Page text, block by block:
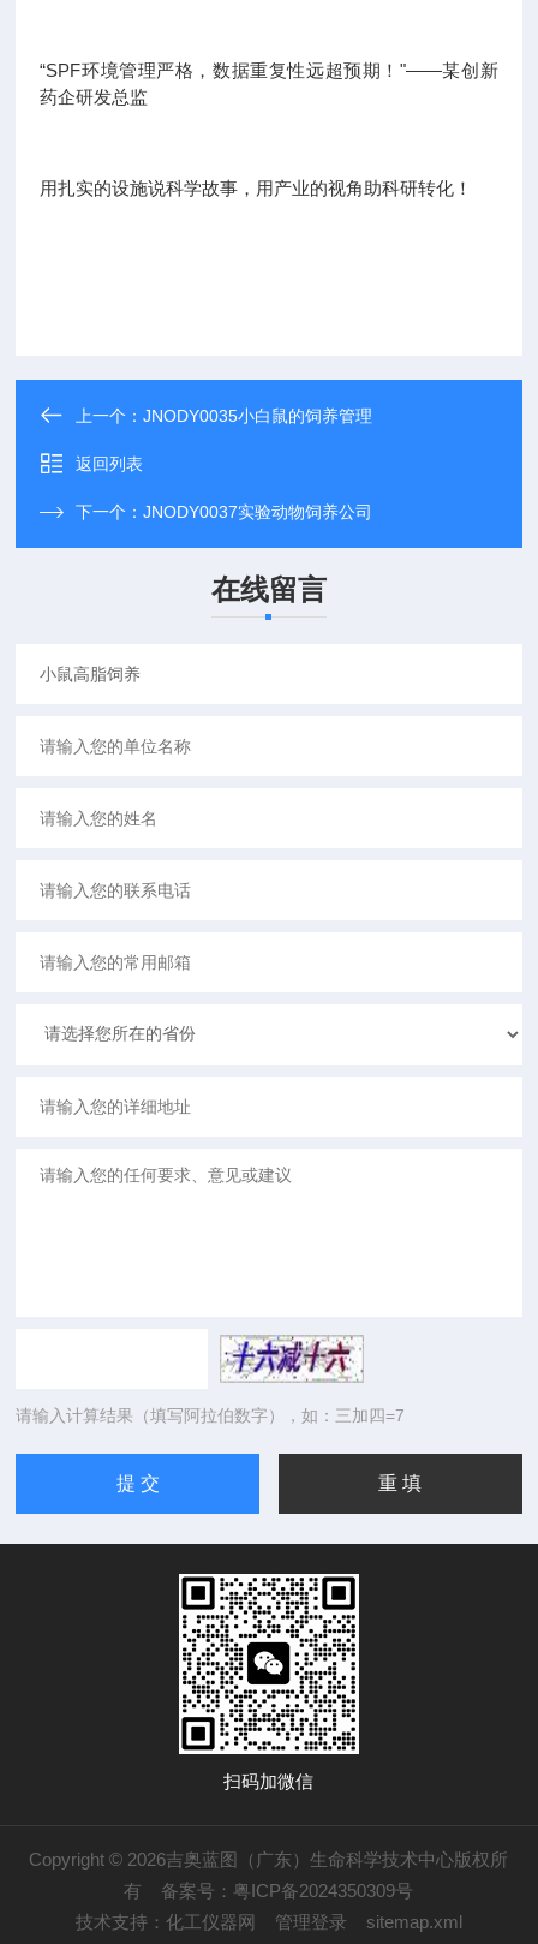
“SPF环境管理严格，数据重复性远超预期！"——某创新
药企研发总监
用扎实的设施说科学故事，用产业的视角助科研转化！
上一个：JNODY0035小白鼠的饲养管理
返回列表
下一个：JNODY0037实验动物饲养公司
在线留言
请输入计算结果（填写阿拉伯数字），如：三加四=7
扫码加微信
Copyright © 2026吉奥蓝图（广东）生命科学技术中心版权所
有 备案号：粤ICP备2024350309号
技术支持： 化工仪器网 管理登录 sitemap.xml